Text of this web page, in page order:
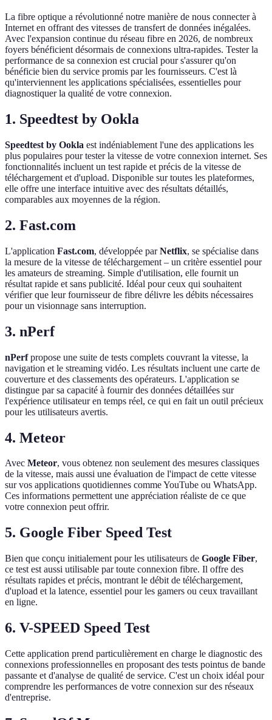
La fibre optique a révolutionné notre manière de nous connecter à
Internet en offrant des vitesses de transfert de données inégalées.
Avec l'expansion continue du réseau fibre en 2026, de nombreux
foyers bénéficient désormais de connexions ultra-rapides. Tester la
performance de sa connexion est crucial pour s'assurer qu'on
bénéficie bien du service promis par les fournisseurs. C'est là
qu'interviennent les applications spécialisées, essentielles pour
diagnostiquer la qualité de votre connexion.
1. Speedtest by Ookla
Speedtest by Ookla est indéniablement l'une des applications les
plus populaires pour tester la vitesse de votre connexion internet. Ses
fonctionnalités incluent un test rapide et précis de la vitesse de
téléchargement et d'upload. Disponible sur toutes les plateformes,
elle offre une interface intuitive avec des résultats détaillés,
comparables aux moyennes de la région.
2. Fast.com
L'application Fast.com, développée parNetflix, se spécialise dans
la mesure de la vitesse de téléchargement – un critère essentiel pour
les amateurs de streaming. Simple d'utilisation, elle fournit un
résultat rapide et sans publicité. Idéal pour ceux qui souhaitent
vérifier que leur fournisseur de fibre délivre les débits nécessaires
pour un visionnage sans interruption.
3. nPerf
nPerfpropose une suite de tests complets couvrant la vitesse, la
navigation et le streaming vidéo. Les résultats incluent une carte de
couverture et des classements des opérateurs. L'application se
distingue par sa capacité à fournir des données détaillées sur
l'expérience utilisateur en temps réel, ce qui en fait un outil précieux
pour les utilisateurs avertis.
4. Meteor
Avec Meteor, vous obtenez non seulement des mesures classiques
de la vitesse, mais aussi une évaluation de l'impact de cette vitesse
sur vos applications quotidiennes comme YouTube ou WhatsApp.
Ces informations permettent une appréciation réaliste de ce que
votre connexion peut offrir.
5. Google Fiber Speed Test
Bien que conçu initialement pour les utilisateurs de Google Fiber,
ce test est aussi utilisable par toute connexion fibre. Il offre des
résultats rapides et précis, montrant le débit de téléchargement,
d'upload et la latence, essentiel pour les gamers ou ceux travaillant
en ligne.
6. V-SPEED Speed Test
Cette application prend particulièrement en charge le diagnostic des
connexions professionnelles en proposant des tests pointus de bande
passante et d'analyse de qualité de service. C'est un choix idéal pour
comprendre les performances de votre connexion sur des réseaux
d'entreprise.